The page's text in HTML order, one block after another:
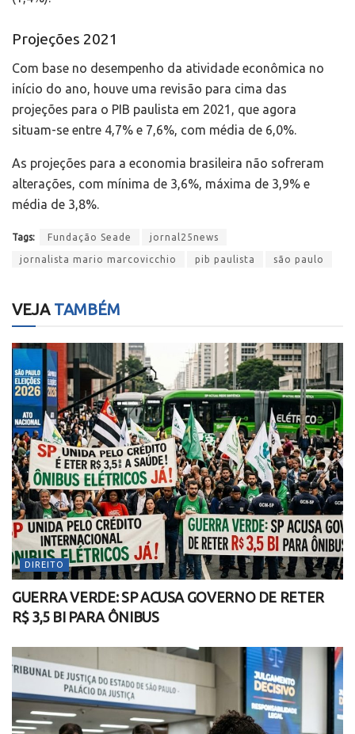
Projeções 2021
Com base no desempenho da atividade econômica no
início do ano, houve uma revisão para cima das
projeções para o PIB paulista em 2021, que agora
situam-se entre 4,7% e 7,6%, com média de 6,0%.
As projeções para a economia brasileira não sofreram
alterações, com mínima de 3,6%, máxima de 3,9% e
média de 3,8%.
Tags: Fundação Seade jornal25news
jornalista mario marcovicchio pib paulista são paulo
VEJATAMBÉM
DIREITO
GUERRA VERDE: SP ACUSA GOVERNO DE RETER
R$ 3,5 BI PARA ÔNIBUS